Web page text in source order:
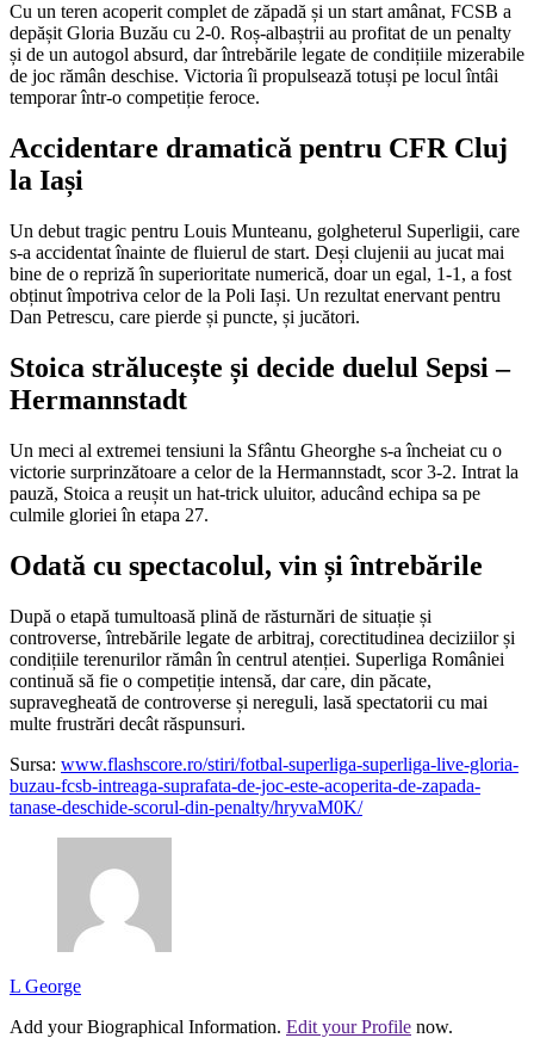
Cu un teren acoperit complet de zăpadă și un start amânat, FCSB a
depășit Gloria Buzău cu 2-0. Roș-albaștrii au profitat de un penalty
și de un autogol absurd, dar întrebările legate de condițiile mizerabile
de joc rămân deschise. Victoria îi propulsează totuși pe locul întâi
temporar într-o competiție feroce.
Accidentare dramatică pentru CFR Cluj
la Iași
Un debut tragic pentru Louis Munteanu, golgheterul Superligii, care
s-a accidentat înainte de fluierul de start. Deși clujenii au jucat mai
bine de o repriză în superioritate numerică, doar un egal, 1-1, a fost
obținut împotriva celor de la Poli Iași. Un rezultat enervant pentru
Dan Petrescu, care pierde și puncte, și jucători.
Stoica strălucește și decide duelul Sepsi –
Hermannstadt
Un meci al extremei tensiuni la Sfântu Gheorghe s-a încheiat cu o
victorie surprinzătoare a celor de la Hermannstadt, scor 3-2. Intrat la
pauză, Stoica a reușit un hat-trick uluitor, aducând echipa sa pe
culmile gloriei în etapa 27.
Odată cu spectacolul, vin și întrebările
După o etapă tumultoasă plină de răsturnări de situație și
controverse, întrebările legate de arbitraj, corectitudinea deciziilor și
condițiile terenurilor rămân în centrul atenției. Superliga României
continuă să fie o competiție intensă, dar care, din păcate,
supravegheată de controverse și nereguli, lasă spectatorii cu mai
multe frustrări decât răspunsuri.
Sursa: www.flashscore.ro/stiri/fotbal-superliga-superliga-live-gloria-
buzau-fcsb-intreaga-suprafata-de-joc-este-acoperita-de-zapada-
tanase-deschide-scorul-din-penalty/hryvaM0K/
L George
Add your Biographical Information. Edit your Profile now.